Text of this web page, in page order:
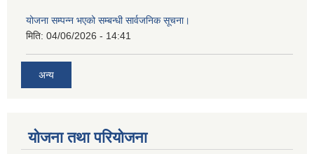
योजना सम्पन्न भएको सम्बन्धी सार्वजनिक सूचना।
मिति: 04/06/2026 - 14:41
अन्य
योजना तथा परियोजना